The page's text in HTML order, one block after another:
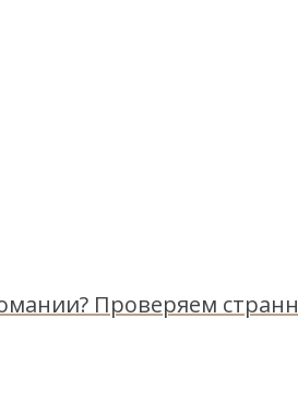
Проверяем